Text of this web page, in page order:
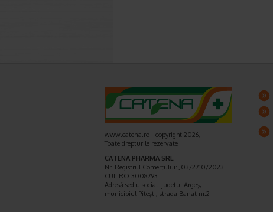
www.catena.ro - copyright 2026,
Toate drepturile rezervate
CATENA PHARMA SRL
Nr. Registrul Comerţului: J03/2710/2023
CUI: RO 3008793
Adresă sediu social: judetul Argeş,
municipiul Piteşti, strada Banat nr.2